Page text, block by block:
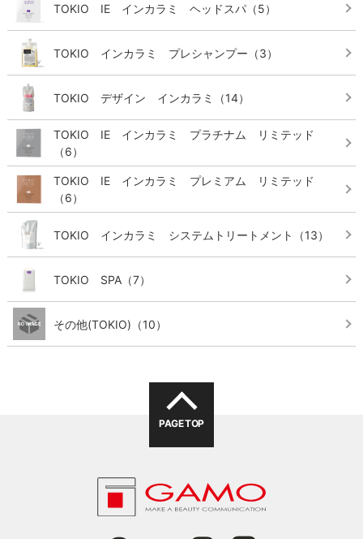
TOKIO IE インカラミ ヘッドスパ（5）
TOKIO インカラミ プレシャンプー （3）
TOKIO デザイン インカラミ （14）
TOKIO IE インカラミ プラチナム リミテッド
（6）
TOKIO IE インカラミ プレミアム リミテッド
（6）
TOKIO インカラミ システムトリートメント （13）
TOKIO SPA（7）
その他(TOKIO) （10）
PAGE TOP